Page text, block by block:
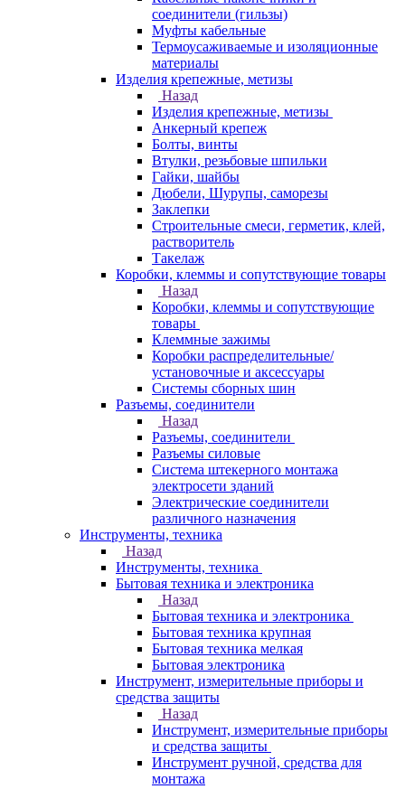
соединители (гильзы)
Муфты кабельные
Термоусаживаемые и изоляционные
материалы
Изделия крепежные, метизы
Назад
Изделия крепежные, метизы
Анкерный крепеж
Болты, винты
Втулки, резьбовые шпильки
Гайки, шайбы
Дюбели, Шурупы, саморезы
Заклепки
Строительные смеси, герметик, клей,
растворитель
Такелаж
Коробки, клеммы и сопутствующие товары
Назад
Коробки, клеммы и сопутствующие
товары
Клеммные зажимы
Коробки распределительные/
установочные и аксессуары
Системы сборных шин
Разъемы, соединители
Назад
Разъемы, соединители
Разъемы силовые
Система штекерного монтажа
электросети зданий
Электрические соединители
различного назначения
Инструменты, техника
Назад
Инструменты, техника
Бытовая техника и электроника
Назад
Бытовая техника и электроника
Бытовая техника крупная
Бытовая техника мелкая
Бытовая электроника
Инструмент, измерительные приборы и
средства защиты
Назад
Инструмент, измерительные приборы
и средства защиты
Инструмент ручной, средства для
монтажа